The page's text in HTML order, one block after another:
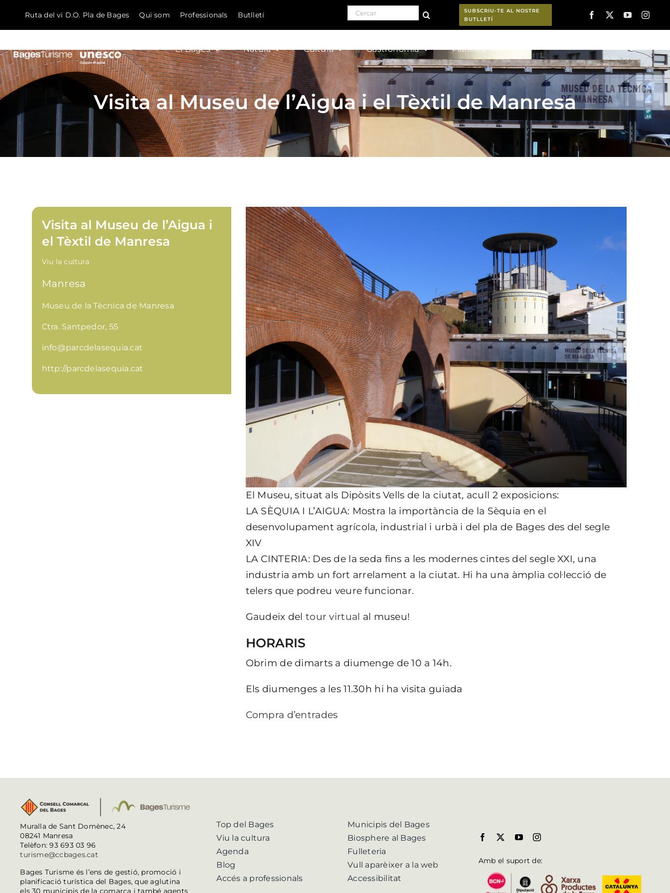
Skip to content
Ruta del vi D.O. Pla de Bages Qui som Professionals Butlletí Search for:
SUBSCRIU-TE AL NOSTRE
BUTLLETÍ
El Bages Natura Cultura Gastronomia Planifica
Visita al Museu de l’Aigua i el Tèxtil de Manresa
Visita al Museu de l’Aigua i
el Tèxtil de Manresa
Viu la cultura
Manresa
Museu de la Tècnica de Manresa
Ctra. Santpedor, 55
info@parcdelasequia.cat
http://parcdelasequia.cat
El Museu, situat als Dipòsits Vells de la ciutat, acull 2 exposicions:
LA SÈQUIA I L’AIGUA: Mostra la importància de la Sèquia en el
desenvolupament agrícola, industrial i urbà i del pla de Bages des del segle
XIV
LA CINTERIA: Des de la seda fins a les modernes cintes del segle XXI, una
industria amb un fort arrelament a la ciutat. Hi ha una àmplia col·lecció de
telers que podreu veure funcionar.
Gaudeix del tour virtual al museu!
HORARIS
Obrim de dimarts a diumenge de 10 a 14h.
Els diumenges a les 11.30h hi ha visita guiada
Compra d’entrades
Muralla de Sant Domènec, 24
08241 Manresa
Telèfon: 93 693 03 96
turisme@ccbages.cat
Bages Turisme és l’ens de gestió, promoció i
planificació turística del Bages, que aglutina
els 30 municipis de la comarca i també agents
Top del Bages
Viu la cultura
Agenda
Blog
Accés a professionals
Municipis del Bages
Biosphere al Bages
Fulleteria
Vull aparèixer a la web
Accessibilitat
Amb el suport de: